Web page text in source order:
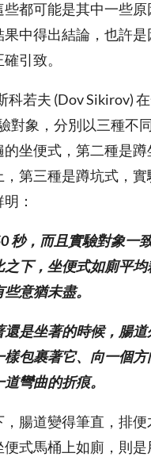
都可能是其中一些
中得出結論，也許是
引致。
科若夫 (Dov Sikirov)
對象，分別以三種不
坐便式，第二種是蹲
第三種是蹲坑式，實
：
秒，而且實驗對象一
下，坐便式如廁平均
意猶未盡。
還是坐著的時候，腸
樣包裹著它、向一個
彎曲的折痕。
，腸道變得筆直，排
式馬桶上如廁，則